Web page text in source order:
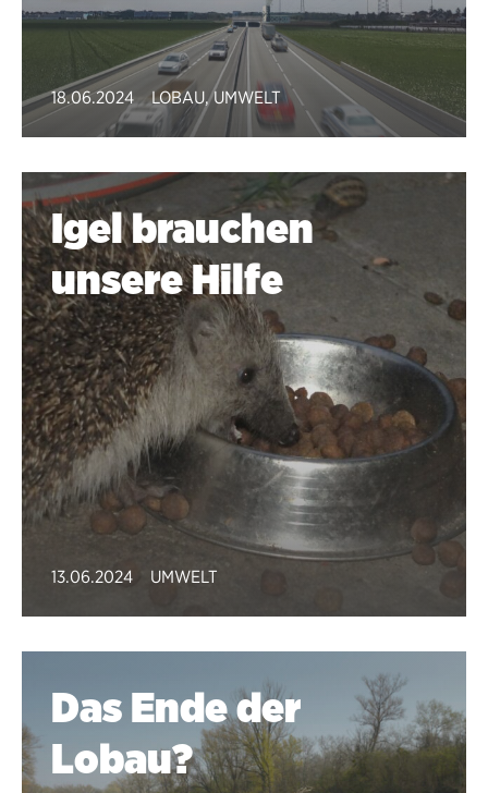
18.06.2024 LOBAU,UMWELT
Igel brauchen
unsere Hilfe
13.06.2024 UMWELT
Das Ende der
Lobau?